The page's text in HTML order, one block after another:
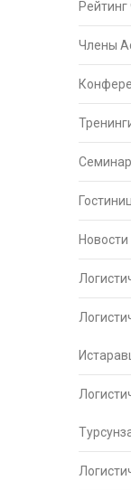
Члены
Новости